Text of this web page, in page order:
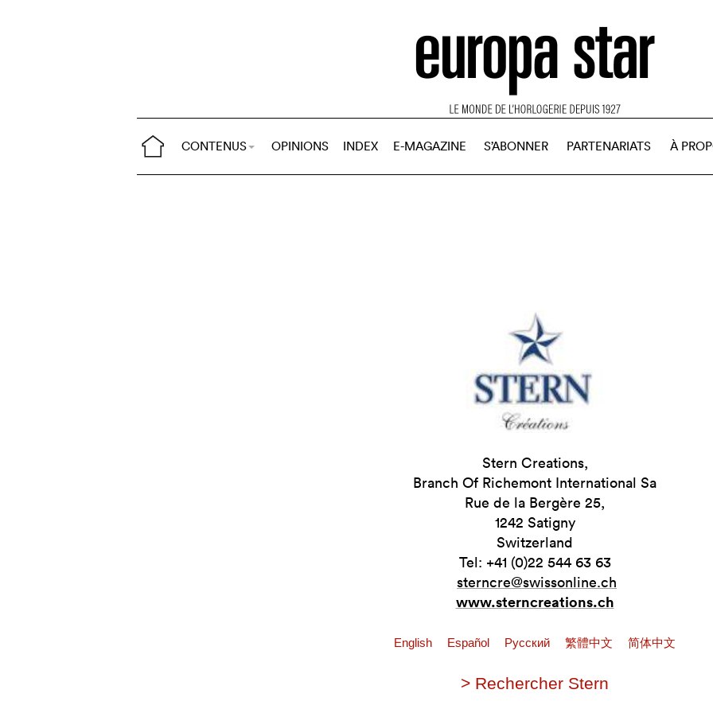
CONTENUS OPINIONS INDEX E-MAGAZINE S’ABONNER PARTENARIATS À
Stern Creations,
Branch Of Richemont International Sa
Rue de la Bergère 25,
1242 Satigny
Switzerland
Tel: +41 (0)22 544 63 63
sterncre@swissonline.ch
www.sterncreations.ch
English Español Pусский 繁體中文 简体中文
> Rechercher Stern